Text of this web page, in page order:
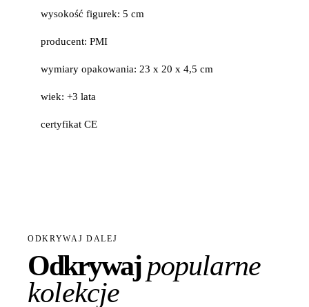
wysokość figurek: 5 cm
producent: PMI
wymiary opakowania: 23 x 20 x 4,5 cm
wiek: +3 lata
certyfikat CE
ODKRYWAJ DALEJ
Odkrywajpopularne
kolekcje